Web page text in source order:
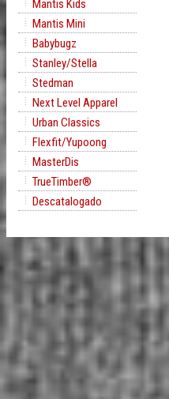
Mantis Kids
Mantis Mini
Babybugz
Stanley/Stella
Stedman
Next Level Apparel
Urban Classics
Flexfit/Yupoong
MasterDis
TrueTimber®
Descatalogado